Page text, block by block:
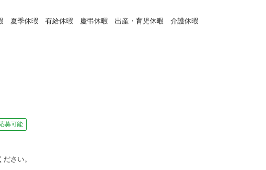
夏季休暇 有給休暇 慶弔休暇 出産・育児休暇 介護休暇
募可能
さい。